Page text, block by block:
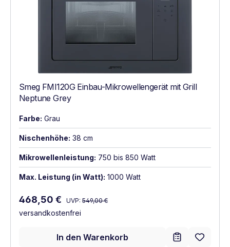
Smeg FMI120G Einbau-Mikrowellengerät mit Grill
Neptune Grey
Farbe: Grau
Nischenhöhe: 38 cm
Mikrowellenleistung: 750 bis 850 Watt
Max. Leistung (in Watt): 1000 Watt
Verkaufspreis:
468,50 € Regulärer Preis:
UVP: 549,00 €
versandkostenfrei
In den Warenkorb